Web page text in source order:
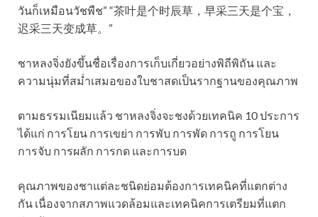
วันก็เหมือนวัชพืช” “茶叶是个时辰草，早采三天是个宝，
迟采三天变成草。”
ชาหลงจิ่งยังขึ้นชื่อเรื่องการเก็บเกี่ยวอย่างพิถีพิถัน และ
ความนุ่มที่สม่ำเสมอของใบชาสดเป็นรากฐานของคุณภาพ
ตามธรรมเนียมแล้ว ชาหลงจิ่งจะชงด้วยเทคนิค 10 ประการ
ได้แก่ การโยน การเขย่า การพับ การพัด การถู การโยน
การจับ การผลัก การกด และการบด
คุณภาพของชาแต่ละชนิดย่อมต้องการเทคนิคที่แตกต่าง
กัน เนื่องจากสภาพแวดล้อมและเทคนิคการเตรียมที่แตก